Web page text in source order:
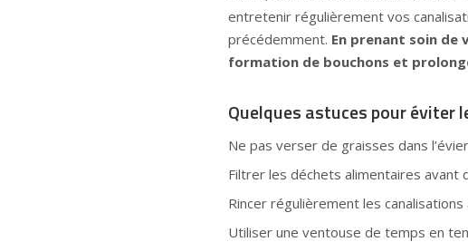
entretenir régulièrement vos
précédemment. En prenant soin de
formation de bouchons et
Quelques astuces pour éviter
Ne pas verser de graisses dans l’évier
Filtrer les déchets alimentaires avant
Rincer régulièrement les canalisations
Utiliser une ventouse de temps en